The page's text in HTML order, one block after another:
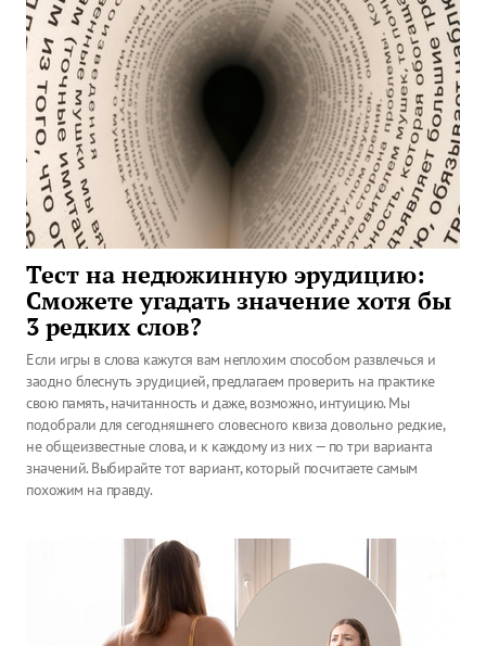
Тест на недюжинную эрудицию:
Сможете угадать значение хотя бы
3 редких слов?
Если игры в слова кажутся вам неплохим способом развлечься и
заодно блеснуть эрудицией, предлагаем проверить на практике
свою память, начитанность и даже, возможно, интуицию. Мы
подобрали для сегодняшнего словесного квиза довольно редкие,
не общеизвестные слова, и к каждому из них — по три варианта
значений. Выбирайте тот вариант, который посчитаете самым
похожим на правду.